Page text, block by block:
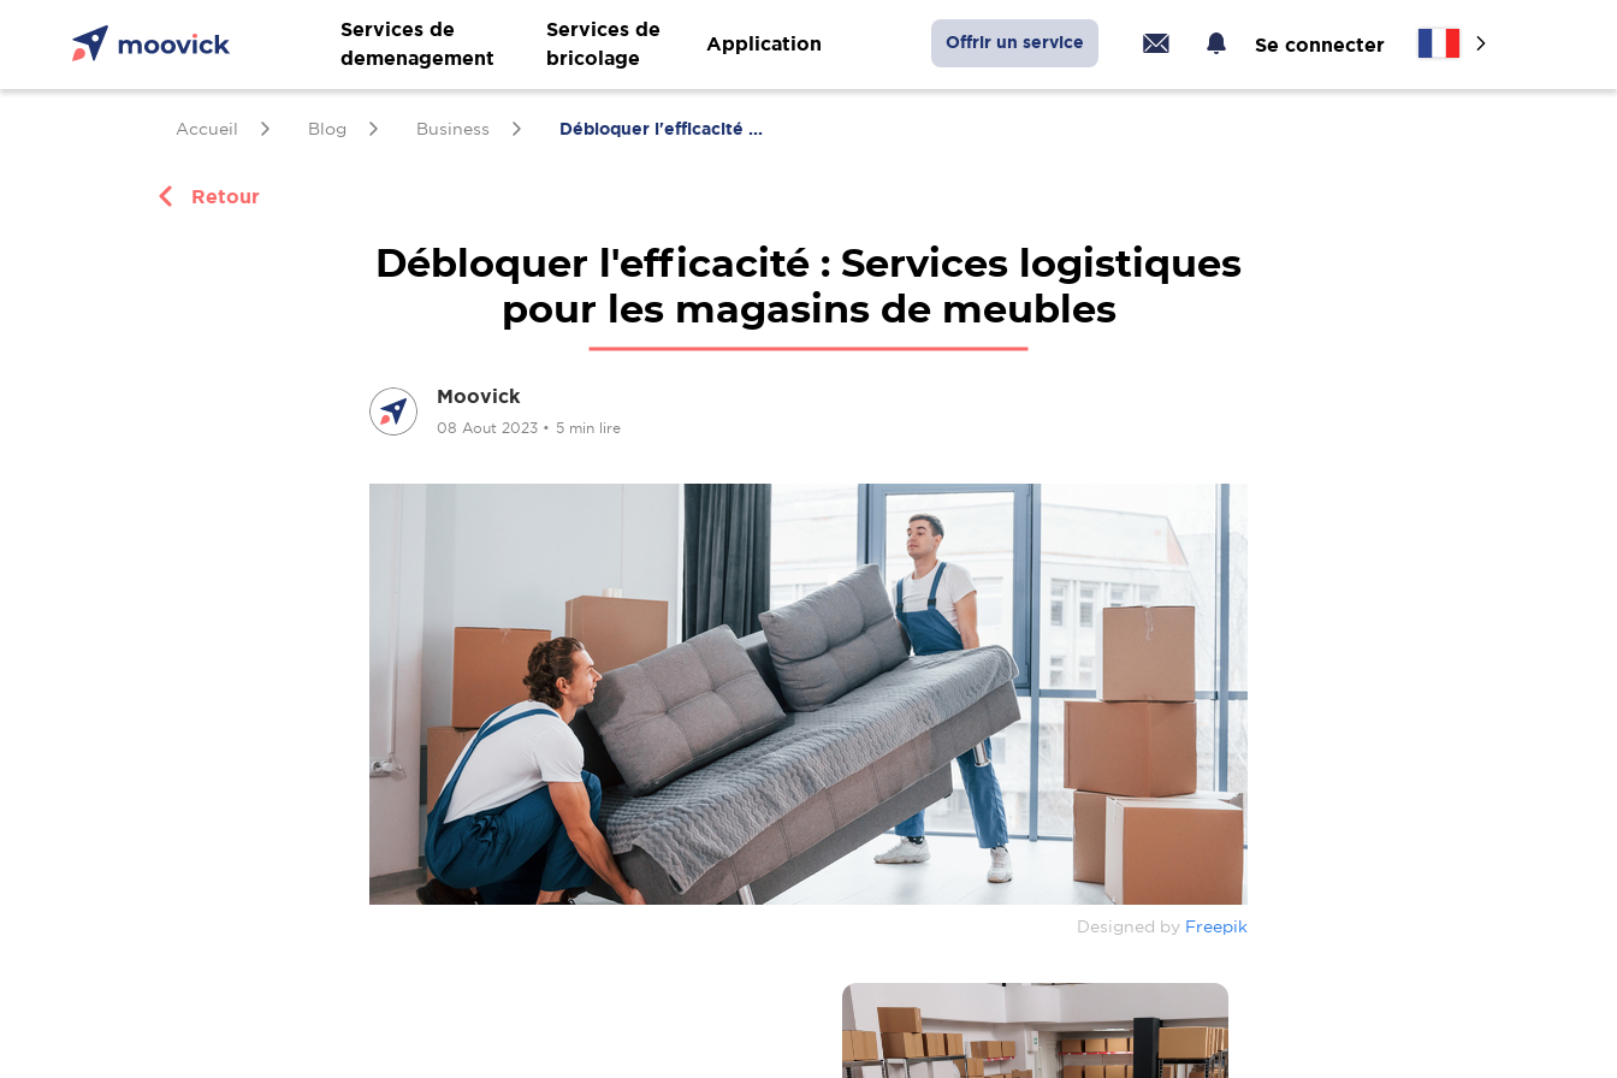
Services de
demenagement
Services de
bricolage
Application Offrir un service Se connecter
Accueil Blog Business Débloquer l'efficacité ...
Retour
Débloquer l'efficacité : Services logistiques
pour les magasins de meubles
Moovick
08 Aout 2023 • 5 min lire
Designed by Freepik